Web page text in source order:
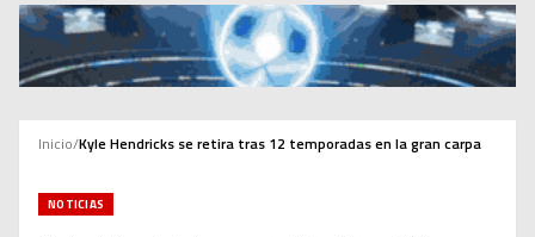
Inicio/Kyle Hendricks se retira tras 12 temporadas en la gran carpa
NOTICIAS